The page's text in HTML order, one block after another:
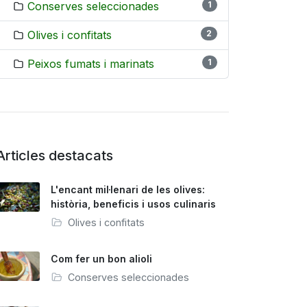
Conserves seleccionades 1
Olives i confitats 2
Peixos fumats i marinats 1
destacats
L'encant mil·lenari de les olives:
història, beneficis i usos culinaris
Olives i confitats
Com fer un bon alioli
Conserves seleccionades